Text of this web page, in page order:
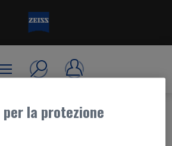
la protezione